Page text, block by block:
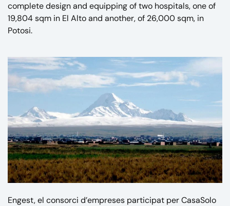
complete design and equipping of two hospitals, one of
19,804 sqm in El Alto and another, of 26,000 sqm, in
Potosi.
Engest, el consorci d’empreses participat per CasaSolo